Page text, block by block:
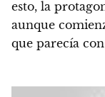
esto, la
aunque
que parecía con